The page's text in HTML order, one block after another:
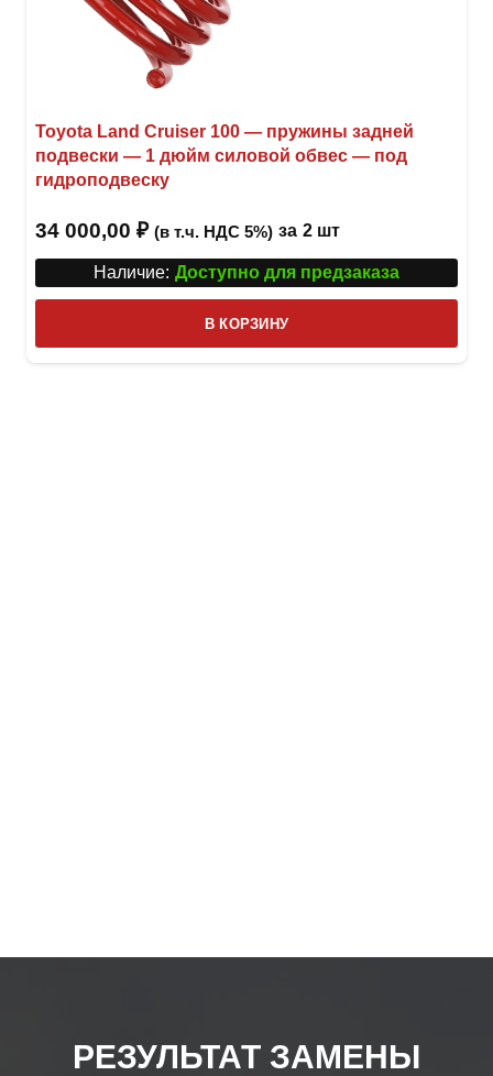
Toyota Land Cruiser 100 — пружины задней
подвески — 1 дюйм силовой обвес — под
гидроподвеску
34 000,00 ₽ (в т.ч. НДС 5%) за 2 шт
Наличие: Доступно для предзаказа
В КОРЗИНУ
РЕЗУЛЬТАТ ЗАМЕНЫ